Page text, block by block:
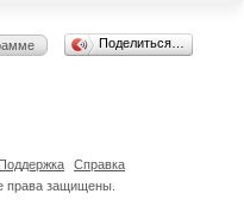
Поделиться…
права защищены.
Поддержка Справка